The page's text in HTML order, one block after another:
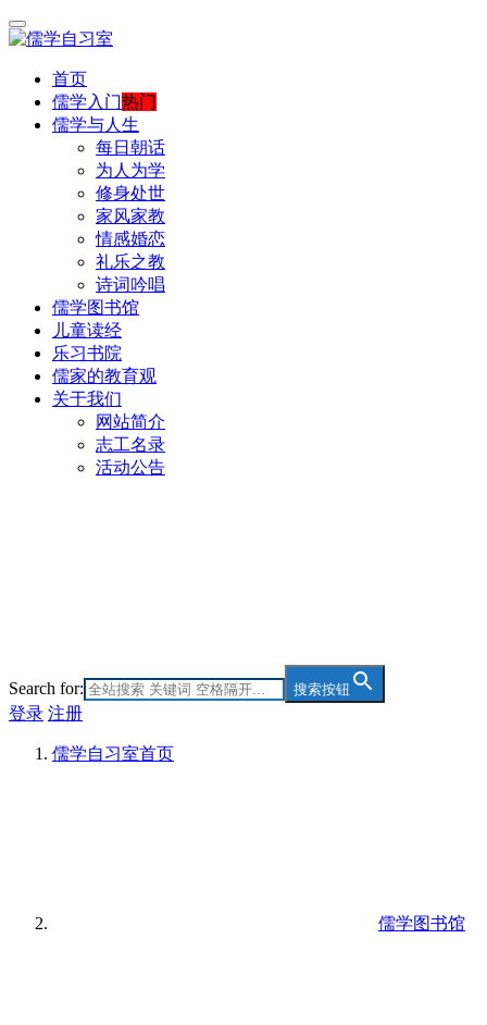
首页
儒学入门热门
儒学与人生
每日朝话
为人为学
修身处世
家风家教
情感婚恋
礼乐之教
诗词吟唱
儒学图书馆
儿童读经
乐习书院
儒家的教育观
关于我们
网站简介
志工名录
活动公告
Search for: 搜索按钮
登录 注册
儒学自习室首页
儒学图书馆